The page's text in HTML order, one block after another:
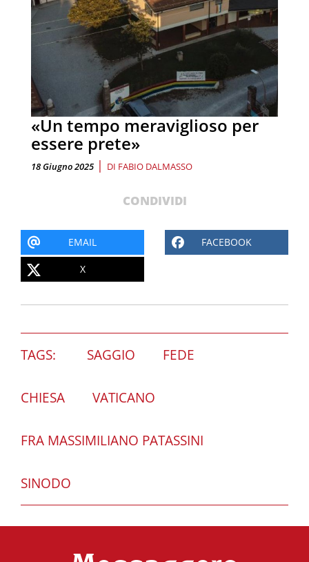
«Un tempo meraviglioso per
essere prete»
18 Giugno 2025 | DI FABIO DALMASSO
CONDIVIDI
EMAIL FACEBOOK
X
TAGS: SAGGIO FEDE
CHIESA VATICANO
FRA MASSIMILIANO PATASSINI
SINODO